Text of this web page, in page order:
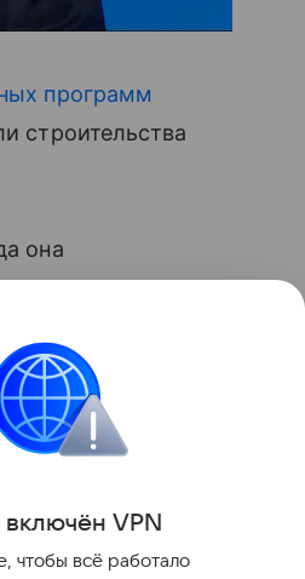
программ
строительства
она
где показатели
Дальнего
меры, как
льготной
с ЦБ
кредитам
включён VPN
чтобы всё работало